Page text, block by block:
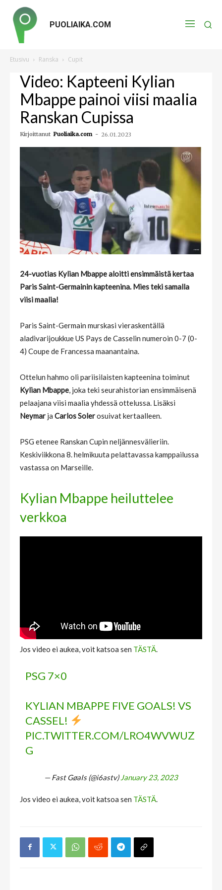
PUOLIAIKA.COM
Etusivu Ranska Cupit
Video: Kapteeni Kylian
Mbappe painoi viisi maalia
Ranskan Cupissa
Kirjoittanut Puoliaika.com - 26.01.2023
24-vuotias Kylian Mbappe aloitti ensimmäistä kertaa
Paris Saint-Germainin kapteenina. Mies teki samalla
viisi maalia!
Paris Saint-Germain murskasi vieraskentällä
aladivarijoukkue US Pays de Casselin numeroin 0-7 (0-
4) Coupe de Francessa maanantaina.
Ottelun hahmo oli pariisilaisten kapteenina toiminut
Kylian Mbappe, joka teki seurahistorian ensimmäisenä
pelaajana viisi maalia yhdessä ottelussa. Lisäksi
Neymar ja Carlos Solerosuivat kertaalleen.
PSG etenee Ranskan Cupin neljännesvälieriin.
Keskiviikkona 8. helmikuuta pelattavassa kamppailussa
vastassa on Marseille.
Kylian Mbappe heiluttelee
verkkoa
Jos video ei aukea, voit katsoa sen TÄSTÄ.
PSG 7×0
KYLIAN MBAPPE FIVE GOALS! VS
CASSEL!
PIC.TWITTER.COM/LRO4WVWUZ
G
— Fast GøaIs (@i6astv)January 23, 2023
Jos video ei aukea, voit katsoa sen TÄSTÄ.